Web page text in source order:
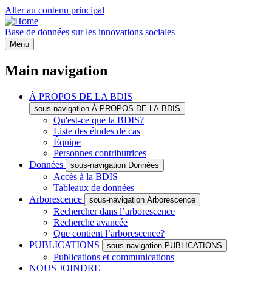
Aller au contenu principal
Base de données sur les innovations sociales
Menu
Main navigation
À PROPOS DE LA BDIS
sous-navigation À PROPOS DE LA BDIS
Qu'est-ce que la BDIS?
Liste des études de cas
Équipe
Personnes contributrices
Données
sous-navigation Données
Accès à la BDIS
Tableaux de données
Arborescence
sous-navigation Arborescence
Rechercher dans l’arborescence
Recherche avancée
Que contient l’arborescence?
PUBLICATIONS
sous-navigation PUBLICATIONS
Publications et communications
NOUS JOINDRE